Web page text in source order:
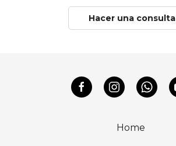
Hacer una consulta
Home